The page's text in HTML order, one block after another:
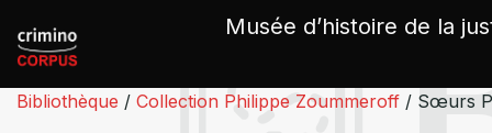
Musée d’histoire de la
Bibliothèque / Collection Philippe Zoummeroff / Sœurs
Panneau de gestion des cookies